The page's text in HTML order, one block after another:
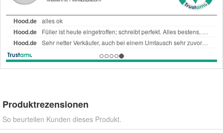
Produktrezensionen
So beurteilen Kunden dieses Produkt.